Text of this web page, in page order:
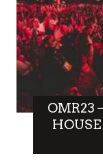
OMR23